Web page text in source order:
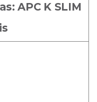
APC K SLIM